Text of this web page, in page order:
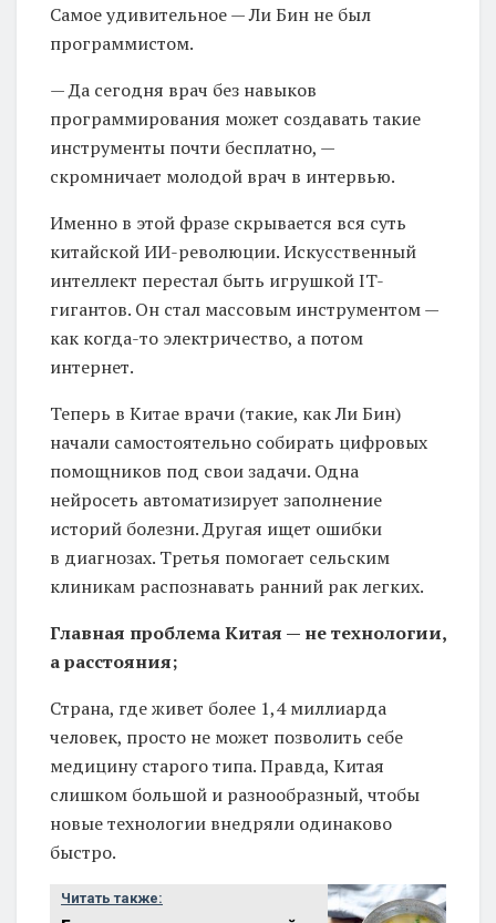
Самое удивительное — Ли Бин не был
программистом.
— Да сегодня врач без навыков
программирования может создавать такие
инструменты почти бесплатно, —
скромничает молодой врач в интервью.
Именно в этой фразе скрывается вся суть
китайской ИИ-революции. Искусственный
интеллект перестал быть игрушкой IT-
гигантов. Он стал массовым инструментом —
как когда-то электричество, а потом
интернет.
Теперь в Китае врачи (такие, как Ли Бин)
начали самостоятельно собирать цифровых
помощников под свои задачи. Одна
нейросеть автоматизирует заполнение
историй болезни. Другая ищет ошибки
в диагнозах. Третья помогает сельским
клиникам распознавать ранний рак легких.
Главная проблема Китая — не технологии,
а расстояния;
Страна, где живет более 1,4 миллиарда
человек, просто не может позволить себе
медицину старого типа. Правда, Китая
слишком большой и разнообразный, чтобы
новые технологии внедряли одинаково
быстро.
Читать также: